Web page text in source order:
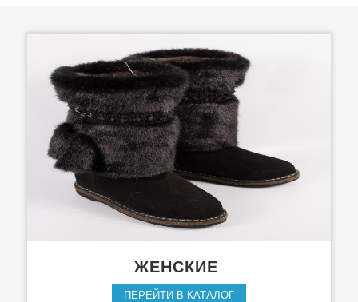
ЖЕНСКИЕ
ПЕРЕЙТИ В КАТАЛОГ